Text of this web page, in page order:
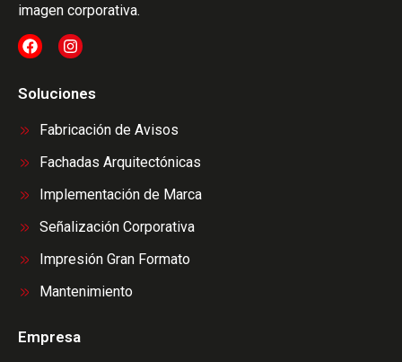
imagen corporativa.
Soluciones
Fabricación de Avisos
Fachadas Arquitectónicas
Implementación de Marca
Señalización Corporativa
Impresión Gran Formato
Mantenimiento​
Empresa